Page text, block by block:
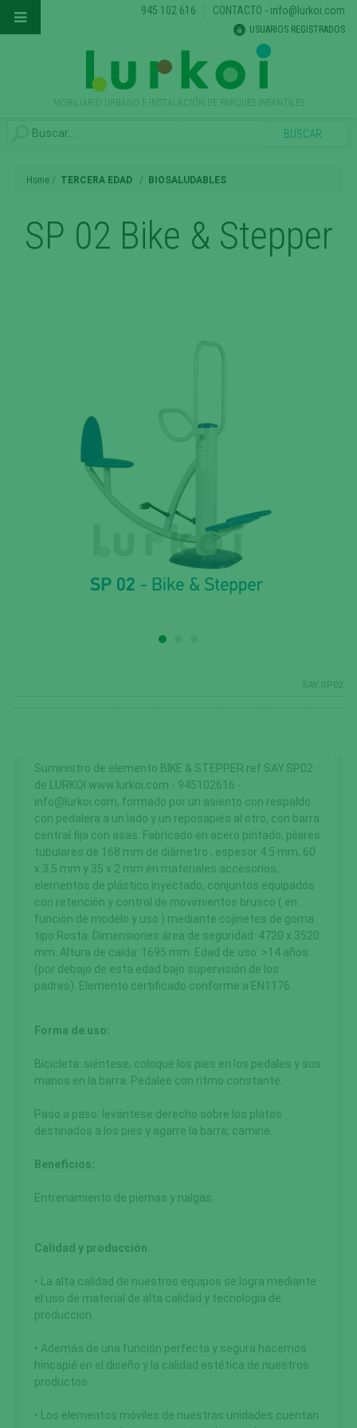
MOBILIARIO URBANO E INSTALACIÓN DE PARQUES INFANTILES
945 102 616 CONTACTO - info@lurkoi.com
USUARIOS REGISTRADOS
Home TERCERA EDAD BIOSALUDABLES
SP 02 Bike & Stepper
SAY.SP02
Suministro de elemento BIKE & STEPPER ref SAY.SP02
de LURKOI www.lurkoi.com - 945102616 -
info@lurkoi.com, formado por un asiento con respaldo
con pedalera a un lado y un reposapiés al otro, con barra
central fija con asas. Fabricado en acero pintado, pilares
tubulares de 168 mm de diámetro , espesor 4.5 mm, 60
x 3.5 mm y 35 x 2 mm en materiales accesorios,
elementos de plástico inyectado, conjuntos equipados
con retención y control de movimientos brusco ( en
función de modelo y uso ) mediante cojinetes de goma
tipo Rosta. Dimensiones área de seguridad: 4720 x 3520
mm. Altura de caída: 1695 mm. Edad de uso: >14 años
(por debajo de esta edad bajo supervisión de los
padres). Elemento certificado conforme a EN1176.
Forma de uso:
Bicicleta: siéntese, coloque los pies en los pedales y sus
manos en la barra. Pedalee con ritmo constante.
Paso a paso: levántese derecho sobre los platos
destinados a los pies y agarre la barra; camine.
Beneficios:
Entrenamiento de piernas y nalgas.
Calidad y producción.
• La alta calidad de nuestros equipos se logra mediante
el uso de material de alta calidad y tecnología de
producción.
• Además de una función perfecta y segura hacemos
hincapié en el diseño y la calidad estética de nuestros
productos.
• Los elementos móviles de nuestras unidades cuentan